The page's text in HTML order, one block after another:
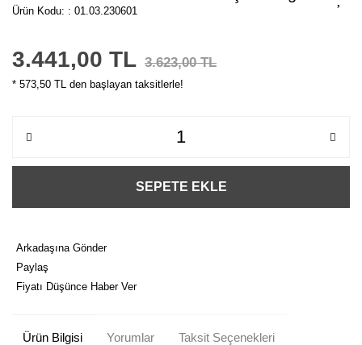
Ürün Kodu: : 01.03.230601
3.441,00 TL 3.623,00 TL
* 573,50 TL den başlayan taksitlerle!
SEPETE EKLE
Arkadaşına Gönder
Paylaş
Fiyatı Düşünce Haber Ver
Ürün Bilgisi Yorumlar Taksit Seçenekleri